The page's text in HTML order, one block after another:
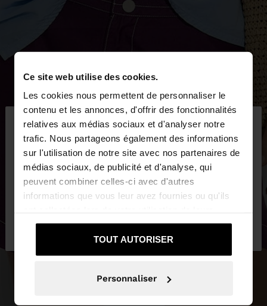
Ce site web utilise des cookies.
Les cookies nous permettent de personnaliser le
contenu et les annonces, d'offrir des fonctionnalités
relatives aux médias sociaux et d'analyser notre
trafic. Nous partageons également des informations
sur l'utilisation de notre site avec nos partenaires de
médias sociaux, de publicité et d'analyse, qui
peuvent combiner celles-ci avec d'autres
informations que vous leur avez fournies ou qu'ils
services.
TOUT AUTORISER
Personnaliser
bonjour ×
Vous accédez au site depuis Luxembourg. Voulez-
vous parcourir notre site au United States?